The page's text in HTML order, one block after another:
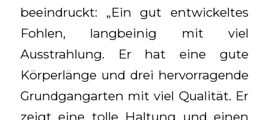
beeindruckt: „Ein gut entwickeltes
Fohlen, langbeinig mit viel
Ausstrahlung. Er hat eine gute
Körperlänge und drei hervorragende
Grundgangarten mit viel Qualität. Er
zeigt eine tolle Haltung und einen